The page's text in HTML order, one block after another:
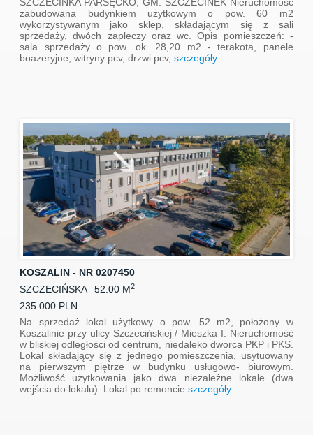
SZCZECINKA PARSĘCKO, GM. SZCZECINEK Nieruchomość
zabudowana budynkiem użytkowym o pow. 60 m2
wykorzystywanym jako sklep, składającym się z sali
sprzedaży, dwóch zapleczy oraz wc. Opis pomieszczeń: -
sala sprzedaży o pow. ok. 28,20 m2 - terakota, panele
boazeryjne, witryny pcv, drzwi pcv,szczegóły
KOSZALIN - NR 0207450
SZCZECIŃSKA
52.00 M2
235 000 PLN
Na sprzedaż lokal użytkowy o pow. 52 m2, położony w
Koszalinie przy ulicy Szczecińskiej / Mieszka I. Nieruchomość
w bliskiej odległości od centrum, niedaleko dworca PKP i PKS.
Lokal składający się z jednego pomieszczenia, usytuowany
na pierwszym piętrze w budynku usługowo- biurowym.
Możliwość użytkowania jako dwa niezależne lokale (dwa
wejścia do lokalu). Lokal po remoncieszczegóły